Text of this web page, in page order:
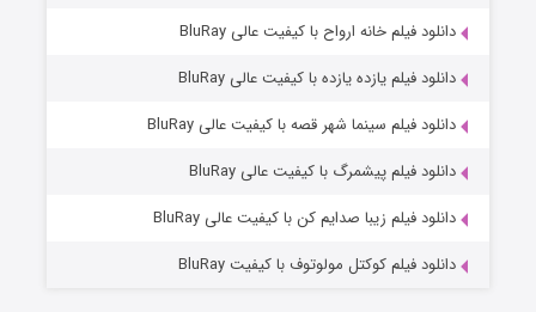
دانلود فیلم خانه ارواح با کیفیت عالی BluRay
دانلود فیلم یازده یازده با کیفیت عالی BluRay
دانلود فیلم سینما شهر قصه با کیفیت عالی BluRay
دانلود فیلم پیشمرگ با کیفیت عالی BluRay
دانلود فیلم زیبا صدایم کن با کیفیت عالی BluRay
دانلود فیلم کوکتل مولوتوف با کیفیت BluRay